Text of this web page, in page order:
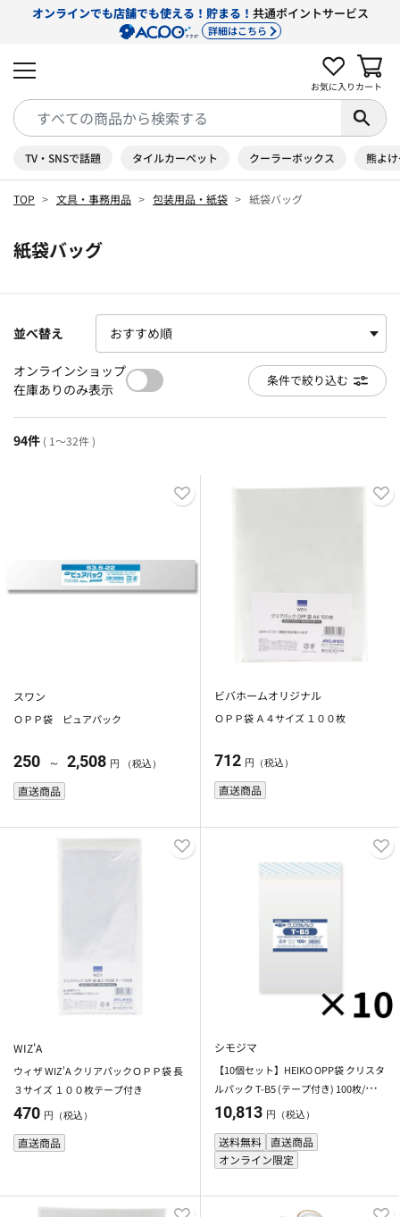
オンラインでも店舗でも使える！貯まる！ 共通ポイントサービス
詳細はこちら
お気に入り カート
TV・SNSで話題 タイルカーペット クーラーボックス 熊よ
TOP 文具・事務用品 包装用品・紙袋 紙袋バッグ
紙袋バッグ
並べ替え
オンラインショップ
在庫ありのみ表示
条件で絞り込む
94件 ( 1～32件 )
スワン
ＯＰＰ袋 ピュアパック
250 ～ 2,508 円 （税込）
直送商品
ビバホームオリジナル
ＯＰＰ袋 Ａ４サイズ １００枚
712 円（税込）
直送商品
WIZ'A
ウィザ WIZ'A クリアパックＯＰＰ袋 長
３サイズ １００枚テープ付き
470 円（税込）
直送商品
シモジマ
【10個セット】HEIKO OPP袋 クリスタ
ルパック T-B5 (テープ付き) 100枚/袋
シモジマ 【メーカー直送・代引不可】
10,813 円（税込）
送料無料
直送商品
オンライン限定